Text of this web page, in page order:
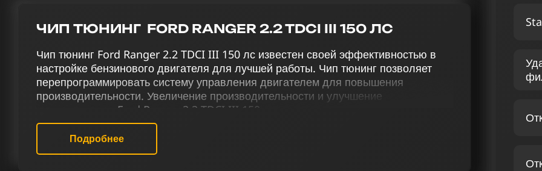
ЧИП ТЮНИНГ FORD RANGER 2.2 TDCI III 150 ЛС
Чип тюнинг Ford Ranger 2.2 TDCI III 150 лс известен своей эффективностью в
настройке бензинового двигателя для лучшей работы. Чип тюнинг позволяет
перепрограммировать систему управления двигателем для повышения
производительности. Увеличение производительности и улучшение
управляемости Ford Ranger 2.2 TDCI III 150 лс достигается благодаря
комплексному тюнингу, включающему чип-тюнинг (stage 1 и stage 2), удаление
катализатора (Евро-2), отключение системы продувки катализатора (Evap),
деактивацию EGR, включение функции отстрелов (popcorn), деактивацию
Подробнее